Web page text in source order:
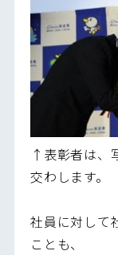
↑表彰者は、
交わします。
社員に対して
ことも、